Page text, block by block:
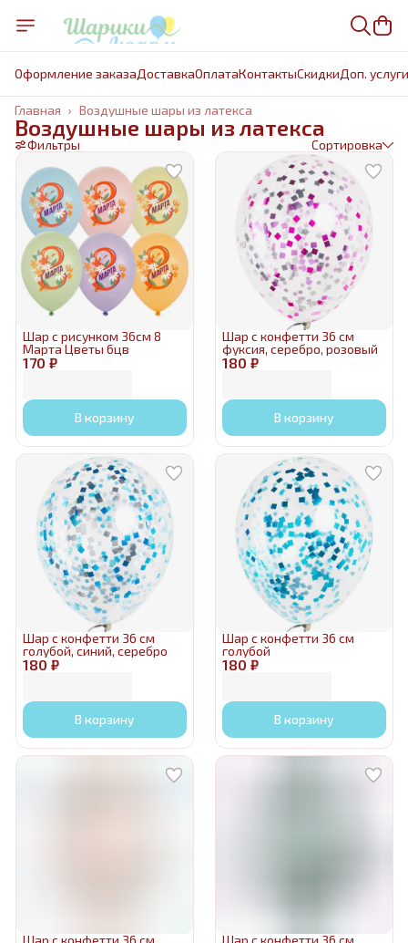
Оформление заказаДоставкаОплатаКонтактыCкидкиДоп. услуги
Воздушные шары из латекса
Главная ›
Воздушные шары из латекса
Фильтры Сортировка
170 ₽
Шар с рисунком 36см 8
Марта Цветы 6цв
В корзину
180 ₽
Шар с конфетти 36 см
фуксия, серебро, розовый
В корзину
180 ₽
Шар с конфетти 36 см
голубой, синий, серебро
В корзину
180 ₽
Шар с конфетти 36 см
голубой
В корзину
Шар с конфетти 36 см
Шар с конфетти 36 см